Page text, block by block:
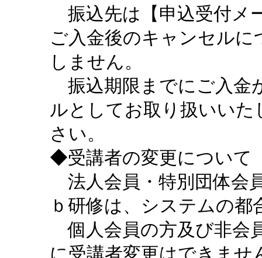
振込先は【申込受付メ
ご入金後のキャンセル
しません。
振込期限までにご入金
ルとしてお取り扱いい
さい。
◆受講者の変更について
法人会員・特別団体会
ｂ研修は、システムの
個人会員の方及び非会
に受講者変更はできませ